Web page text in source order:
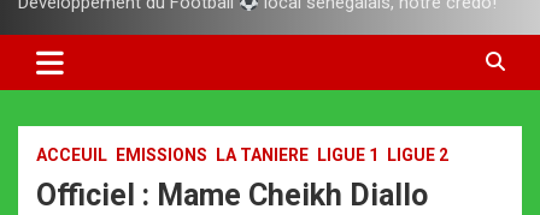
ACCEUIL EMISSIONS LA TANIERE LIGUE 1 LIGUE 2
Officiel : Mame Cheikh Diallo